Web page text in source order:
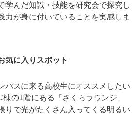
学んだ知識・技能を研究会で探究し
力が身に付いていることを実感しま
気に入りスポット
パスに来る高校生にオススメしたい
棟の1階にある「さくらラウンジ」
りで光がたくさん入ってくる明るい